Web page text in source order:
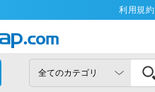
利用規約